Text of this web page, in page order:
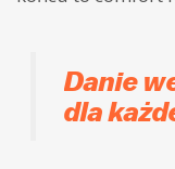
Danie
dla